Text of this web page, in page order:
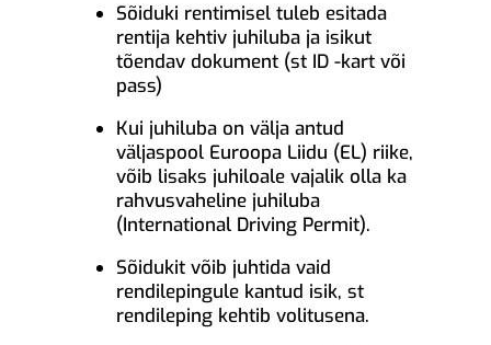
Sõiduki rentimisel tuleb esitada
rentija kehtiv juhiluba ja isikut
tõendav dokument (st ID -kart või
pass)
Kui juhiluba on välja antud
väljaspool Euroopa Liidu (EL) riike,
võib lisaks juhiloale vajalik olla ka
rahvusvaheline juhiluba
(International Driving Permit).
Sõidukit võib juhtida vaid
rendilepingule kantud isik, st
rendileping kehtib volitusena.